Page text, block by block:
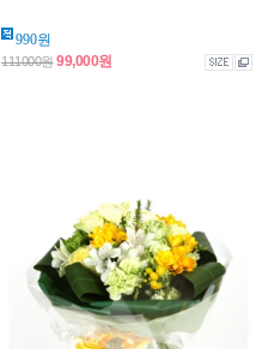
990원
111000원99,000원